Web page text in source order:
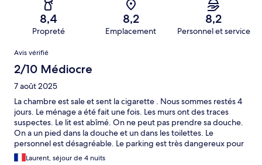
8,4
Propreté
8,2
Emplacement
8,2
Personnel et service
Avis
Avis vérifié
2/10 Médiocre
7 août 2025
La chambre est sale et sent la cigarette . Nous sommes restés 4
jours. Le ménage a été fait une fois. Les murs ont des traces
suspectes. Le lit est abîmé. On ne peut pas prendre sa douche.
On a un pied dans la douche et un dans les toilettes. Le
personnel est désagréable. Le parking est très dangereux pour
sortir la voiture. Je déconseille cet endroit, c'est une auberge de
Laurent, séjour de 4 nuits